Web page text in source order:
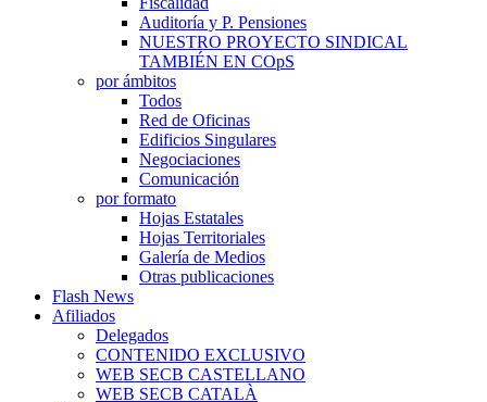
Auditoría y P. Pensiones
NUESTRO PROYECTO SINDICAL
TAMBIÉN EN COpS
por ámbitos
Todos
Red de Oficinas
Edificios Singulares
Negociaciones
Comunicación
por formato
Hojas Estatales
Hojas Territoriales
Galería de Medios
Otras publicaciones
Flash News
Afiliados
Delegados
CONTENIDO EXCLUSIVO
WEB SECB CASTELLANO
WEB SECB CATALÀ